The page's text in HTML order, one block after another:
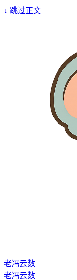
↓ 跳过正文
老冯云数
老冯云数